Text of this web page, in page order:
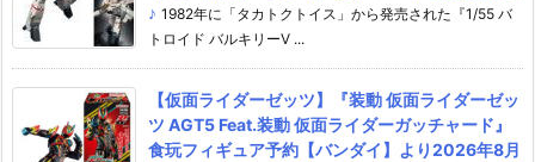
♪ 1982年に「タカトクトイス」から発売された『1/55 バ
トロイド バルキリーV ...
【仮面ライダーゼッツ】『装動 仮面ライダーゼッ
ツ AGT5 Feat.装動 仮面ライダーガッチャード』
食玩フィギュア予約【バンダイ】より2026年8月